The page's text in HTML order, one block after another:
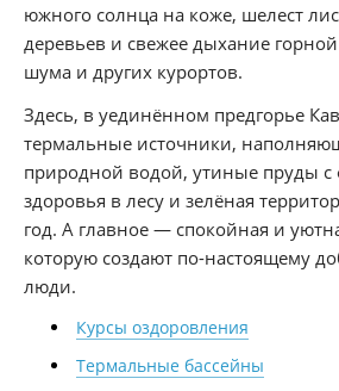
южного солнца на коже, шелест
деревьев и свежее дыхание
шума и других курортов.
Здесь, в уединённом предгорье
термальные источники,
природной водой, утиные пруды с
здоровья в лесу и зелёная
год. А главное — спокойная и
которую создают по-настоящему
люди.
Курсы оздоровления
Термальные бассейны